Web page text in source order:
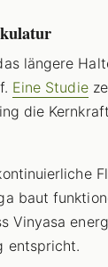
längere
Eine Studie
die
baut
Vinyasa
entspricht.